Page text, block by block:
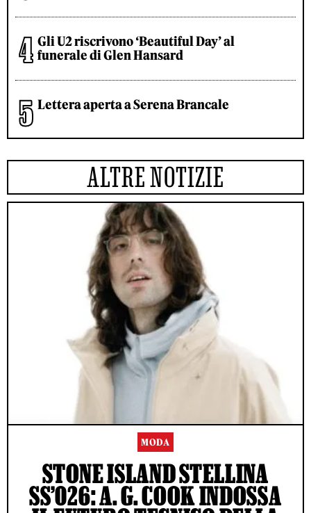
Gli U2 riscrivono ‘Beautiful Day’ al
funerale di Glen Hansard
Lettera aperta a Serena Brancale
ALTRE NOTIZIE
MODA
STONE ISLAND STELLINA
SS’026: A. G. COOK INDOSSA